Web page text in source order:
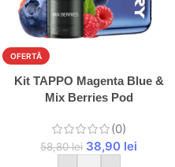
OFERTĂ
Kit TAPPO Magenta Blue &
Mix Berries Pod
(0)
58,80lei 38,90 lei